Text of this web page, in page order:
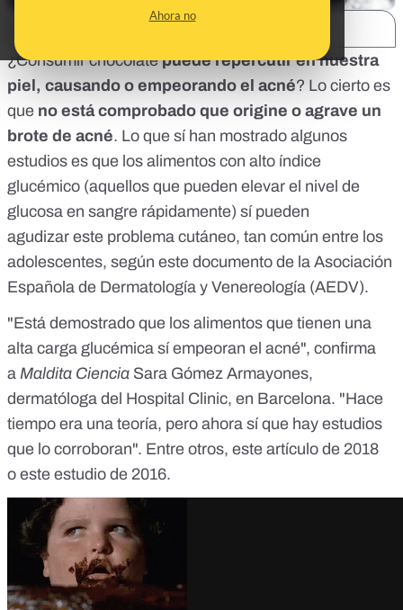
Ahora no
¿Consumir chocolatepuede repercutir en nuestra
piel, causando o empeorando el acné? Lo cierto es
que no está comprobado que origine o agrave un
brote de acné. Lo que sí han mostrado algunos
estudios es que los alimentos con alto índice
glucémico (aquellos que pueden elevar el nivel de
glucosa en sangre rápidamente) sí pueden
agudizar este problema cutáneo, tan común entre los
adolescentes, según este documento de la Asociación
Española de Dermatología y Venereología (AEDV).
"Está demostrado que los alimentos que tienen una
alta carga glucémica sí empeoran el acné", confirma
a Maldita Ciencia Sara Gómez Armayones,
dermatóloga del Hospital Clinic, en Barcelona. "Hace
tiempo era una teoría, pero ahora sí que hay estudios
que lo corroboran". Entre otros, este artículo de 2018
o este estudio de 2016.